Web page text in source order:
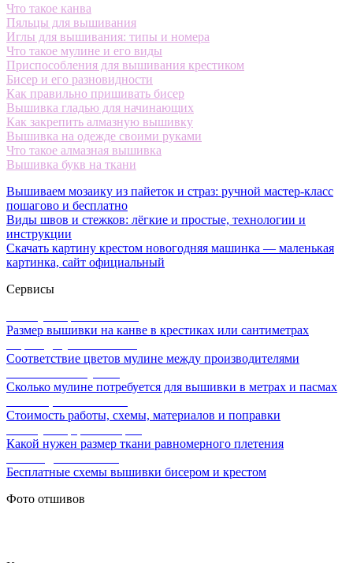
Что такое канва
Пяльцы для вышивания
Иглы для вышивания: типы и номера
Что такое мулине и его виды
Приспособления для вышивания крестиком
Бисер и его разновидности
Как правильно пришивать бисер
Вышивка гладью для начинающих
Как закрепить алмазную вышивку
Вышивка на одежде своими руками
Что такое алмазная вышивка
Вышивка букв на ткани
Вышиваем мозаику из пайеток и страз: ручной мастер-класс
пошагово и бесплатно
Виды швов и стежков: лёгкие и простые, технологии и
инструкции
Скачать картину крестом новогодняя машинка — маленькая
картинка, сайт официальный
Сервисы
Размер вышивки на канве в крестиках или сантиметрах
Соответствие цветов мулине между производителями
Сколько мулине потребуется для вышивки в метрах и пасмах
Стоимость работы, схемы, материалов и поправки
Какой нужен размер ткани равномерного плетения
Бесплатные схемы вышивки бисером и крестом
Фото отшивов